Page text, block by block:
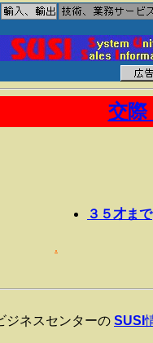
交際
３５才まで
.
ジネスセンターの SUSI